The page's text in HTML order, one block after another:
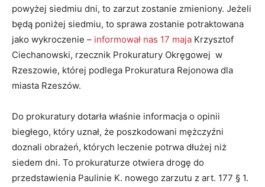
powyżej siedmiu dni, to zarzut zostanie zmieniony. Jeżeli
będą poniżej siedmiu, to sprawa zostanie potraktowana
jako wykroczenie – informował nas 17 maja Krzysztof
Ciechanowski, rzecznik Prokuratury Okręgowej w
Rzeszowie, której podlega Prokuratura Rejonowa dla
miasta Rzeszów.
Do prokuratury dotarła właśnie informacja o opinii
biegłego, który uznał, że poszkodowani mężczyźni
doznali obrażeń, których leczenie potrwa dłużej niż
siedem dni. To prokuraturze otwiera drogę do
przedstawienia Paulinie K. nowego zarzutu z art. 177 § 1.